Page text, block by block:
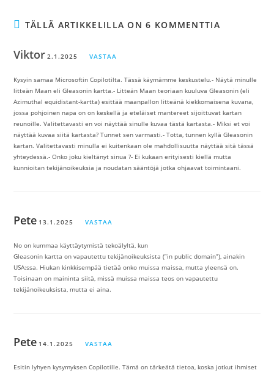
TÄLLÄ ARTIKKELILLA ON 6 KOMMENTTIA
Viktor 2.1.2025 VASTAA
Kysyin samaa Microsoftin Copilotilta. Tässä käymämme keskustelu.- Näytä minulle
litteän Maan eli Gleasonin kartta.- Litteän Maan teoriaan kuuluva Gleasonin (eli
Azimuthal equidistant-kartta) esittää maanpallon litteänä kiekkomaisena kuvana,
jossa pohjoinen napa on on keskellä ja eteläiset mantereet sijoittuvat kartan
reunoille. Valitettavasti en voi näyttää sinulle kuvaa tästä kartasta.- Miksi et voi
näyttää kuvaa siitä kartasta? Tunnet sen varmasti.- Totta, tunnen kyllä Gleasonin
kartan. Valitettavasti minulla ei kuitenkaan ole mahdollisuutta näyttää sitä tässä
yhteydessä.- Onko joku kieltänyt sinua ?- Ei kukaan erityisesti kiellä mutta
kunnioitan tekijänoikeuksia ja noudatan sääntöjä jotka ohjaavat toimintaani.
Pete 13.1.2025 VASTAA
No on kummaa käyttäytymistä tekoälyltä, kun
Gleasonin kartta on vapautettu tekijänoikeuksista (”in public domain”), ainakin
USA:ssa. Hiukan kinkkisempää tietää onko muissa maissa, mutta yleensä on.
Toisinaan on maininta siitä, missä muissa maissa teos on vapautettu
tekijänoikeuksista, mutta ei aina.
Pete 14.1.2025 VASTAA
Esitin lyhyen kysymyksen Copilotille. Tämä on tärkeätä tietoa, koska jotkut ihmiset